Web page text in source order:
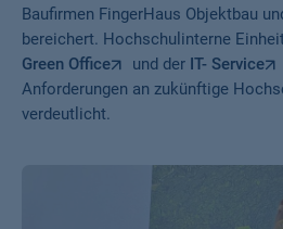
Baufirmen FingerHaus Objektbau
bereichert. Hochschulinterne
Green Office
und der IT- Service
Anforderungen an zukünftige
verdeutlicht.